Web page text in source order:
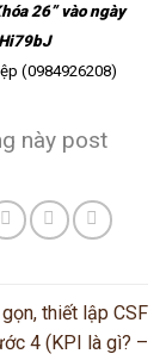
26” vào ngày
(0984926208)
này post
thiết lập CSF
4 (KPI là gì? –